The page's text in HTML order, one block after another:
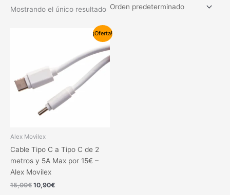
Mostrando el único resultado
¡Oferta!
Alex Movilex
Cable Tipo C a Tipo C de 2
metros y 5A Max por 15€ –
Alex Movilex
15,00€ 10,90€
10,90€.